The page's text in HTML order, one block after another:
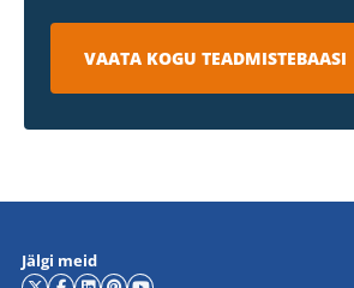
VAATA KOGU
Jälgi meid